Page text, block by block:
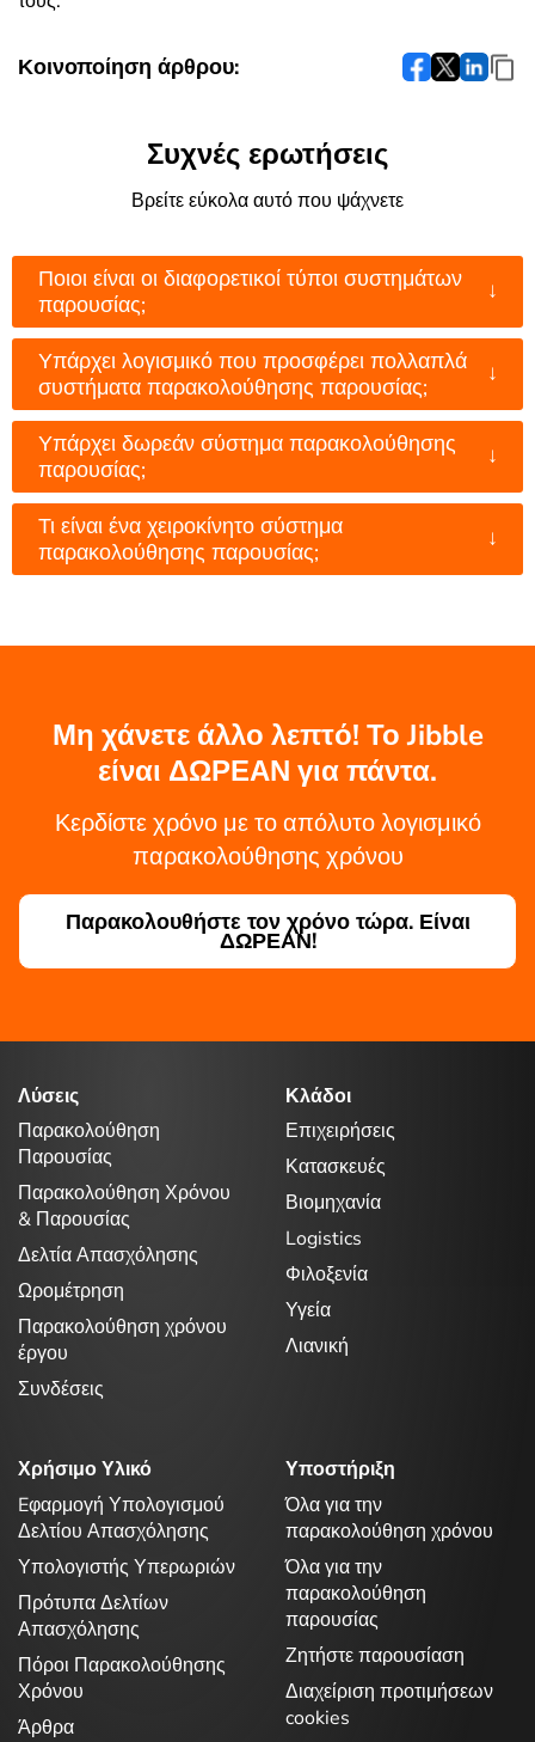
Κοινοποίηση άρθρου:
Συχνές ερωτήσεις
Βρείτε εύκολα αυτό που ψάχνετε
Ποιοι είναι οι διαφορετικοί τύποι συστημάτων
παρουσίας;
↓
Υπάρχει λογισμικό που προσφέρει πολλαπλά
συστήματα παρακολούθησης παρουσίας;
↓
Υπάρχει δωρεάν σύστημα παρακολούθησης
παρουσίας;
↓
Τι είναι ένα χειροκίνητο σύστημα
παρακολούθησης παρουσίας;
↓
Μη χάνετε άλλο λεπτό! Το Jibble
είναι ΔΩΡΕΑΝ για πάντα.
Κερδίστε χρόνο με το απόλυτο λογισμικό
παρακολούθησης χρόνου
Παρακολουθήστε τον χρόνο τώρα. Είναι
ΔΩΡΕΑΝ!
Λύσεις
Παρακολούθηση
Παρουσίας
Παρακολούθηση Χρόνου
& Παρουσίας
Δελτία Απασχόλησης
Ωρομέτρηση
Παρακολούθηση χρόνου
έργου
Συνδέσεις
Κλάδοι
Επιχειρήσεις
Κατασκευές
Βιομηχανία
Logistics
Φιλοξενία
Υγεία
Λιανική
Χρήσιμο Υλικό
Eφαρμογή Υπολογισμού
Δελτίου Απασχόλησης
Υπολογιστής Υπερωριών
Πρότυπα Δελτίων
Απασχόλησης
Πόροι Παρακολούθησης
Χρόνου
Άρθρα
Υποστήριξη
Όλα για την
παρακολούθηση χρόνου
Όλα για την
παρακολούθηση
παρουσίας
Ζητήστε παρουσίαση
Διαχείριση προτιμήσεων
cookies